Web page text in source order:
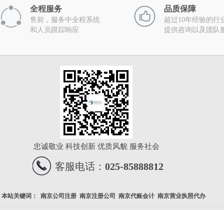
全程服务
售前，服务中全程系统
和人员跟踪响应
品质保障
超过10年经验的行
提供咨询以及团队
忠诚敬业 科技创新 优质风貌 服务社会
客服电话： 025-85888812
本站关键词： 南京公司注册 南京注册公司 南京代账会计 南京营业执照代办